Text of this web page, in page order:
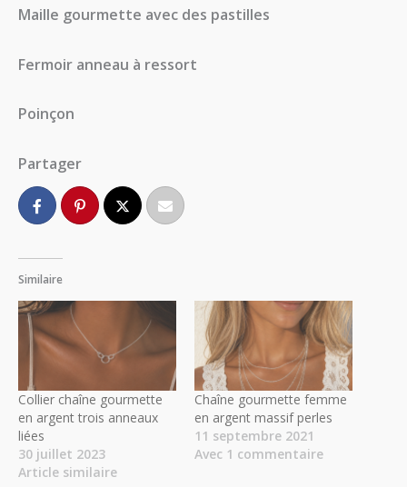
Maille gourmette avec des pastilles
Fermoir anneau à ressort
Poinçon
Partager
Similaire
Collier chaîne gourmette
en argent trois anneaux
liées
30 juillet 2023
Article similaire
Chaîne gourmette femme
en argent massif perles
11 septembre 2021
Avec 1 commentaire